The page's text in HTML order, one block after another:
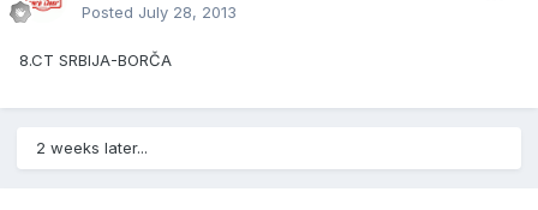
Posted July 28, 2013
8.CT SRBIJA-BORČA
2 weeks later...